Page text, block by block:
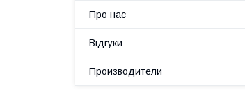
Про нас
Відгуки
Производители